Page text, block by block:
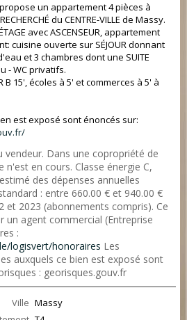
propose un appartement 4 pièces à
du CENTRE-VILLE de Massy.
avec ASCENSEUR, appartement
cuisine ouverte sur SÉJOUR donnant
et 3 chambres dont une SUITE
- WC privatifs.
B 15', écoles à 5' et commerces à 5' à
est exposé sont énoncés sur:
vendeur. Dans une copropriété de
n'est en cours. Classe énergie C,
des dépenses annuelles
: entre 660.00 € et 940.00 €
et 2023 (abonnements compris). Ce
un agent commercial (Entreprise
:
logisvert/honoraires Les
auxquels ce bien est exposé sont
: georisques.gouv.fr
Ville Massy